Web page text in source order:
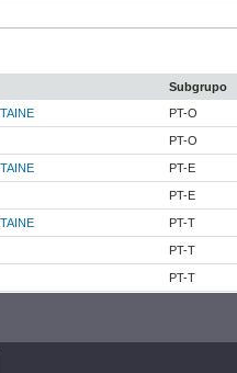
Subgrupo
PT-O
PT-O
PT-E
PT-E
PT-T
PT-T
PT-T